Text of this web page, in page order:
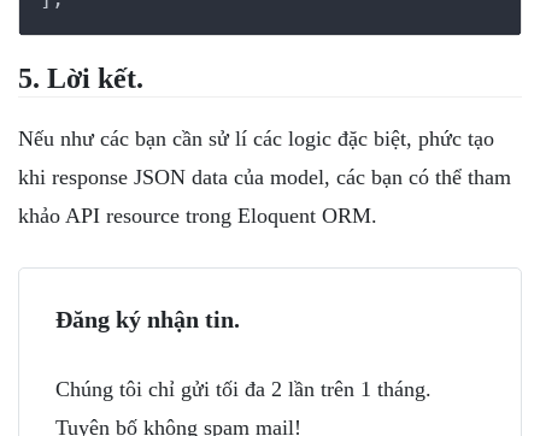
5. Lời kết.
Nếu như các bạn cần sử lí các logic đặc biệt, phức tạo
khi response JSON data của model, các bạn có thể tham
khảo API resource trong Eloquent ORM.
Đăng ký nhận tin.
Chúng tôi chỉ gửi tối đa 2 lần trên 1 tháng.
Tuyên bố không spam mail!